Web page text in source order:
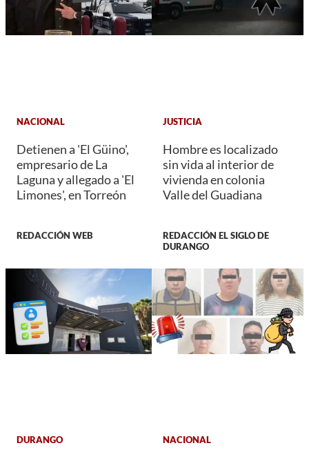
NACIONAL
Detienen a 'El Güino',
empresario de La
Laguna y allegado a 'El
Limones', en Torreón
REDACCIÓN WEB
JUSTICIA
Hombre es localizado
sin vida al interior de
vivienda en colonia
Valle del Guadiana
REDACCIÓN EL SIGLO DE
DURANGO
DURANGO NACIONAL